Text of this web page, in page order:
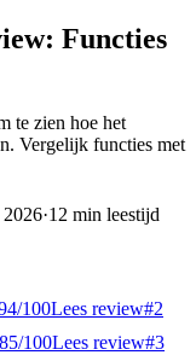
Functies
te zien hoe het
Vergelijk functies met
·12 min leestijd
/100Lees review#2
85/100Lees review#3